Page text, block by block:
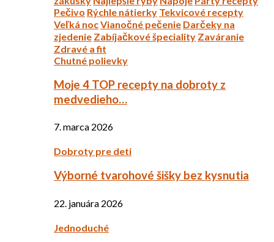
Pečivo Rýchle nátierky Tekvicové recepty
Veľká nocVianočné pečenie Darčeky na
zjedenie Zabíjačkové špeciality Zaváranie
Zdravé a fit
Chutné polievky
Moje 4 TOP recepty na dobroty z
medvedieho…
7. marca 2026
Dobroty pre deti
Výborné tvarohové šišky bez kysnutia
22. januára 2026
Jednoduché